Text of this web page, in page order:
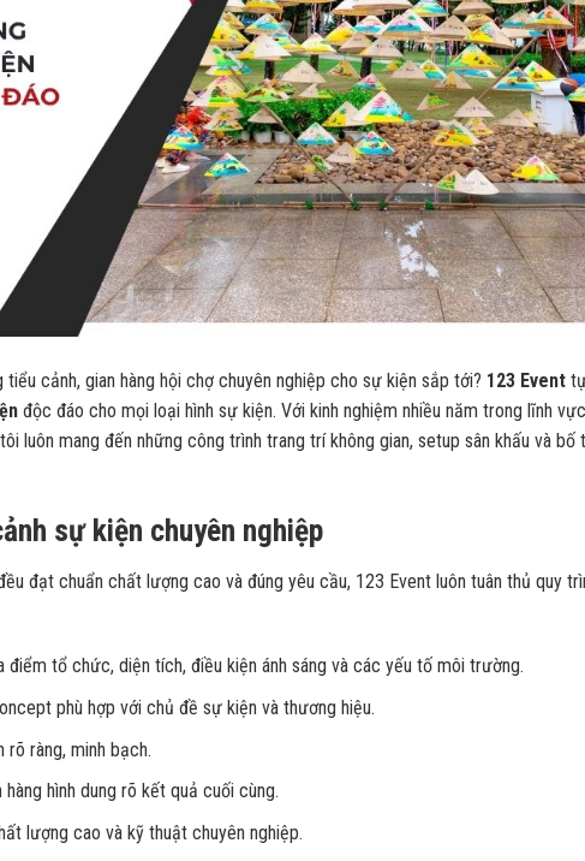
cảnh, gian hàng hội chợ chuyên nghiệp cho sự kiện sắp tới? 123 Event
độc đáo cho mọi loại hình sự kiện. Với kinh nghiệm nhiều năm trong lĩnh
luôn mang đến những công trình trang trí không gian, setup sân khấu và bố
sự kiện chuyên nghiệp
đạt chuẩn chất lượng cao và đúng yêu cầu, 123 Event luôn tuân thủ quy
điểm tổ chức, diện tích, điều kiện ánh sáng và các yếu tố môi trường.
phù hợp với chủ đề sự kiện và thương hiệu.
rõ ràng, minh bạch.
hàng hình dung rõ kết quả cuối cùng.
lượng cao và kỹ thuật chuyên nghiệp.